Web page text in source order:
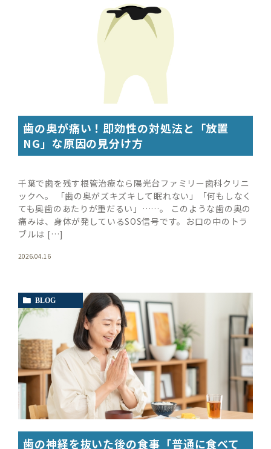
歯の奥が痛い！即効性の対処法と「放置
NG」な原因の見分け方
千葉で歯を残す根管治療なら陽光台ファミリー歯科クリニ
ックへ。 「歯の奥がズキズキして眠れない」「何もしなく
ても奥歯のあたりが重だるい」……。 このような歯の奥の
痛みは、身体が発しているSOS信号です。お口の中のトラ
ブルは […]
2026.04.16
BLOG
歯の神経を抜いた後の食事「普通に食べて